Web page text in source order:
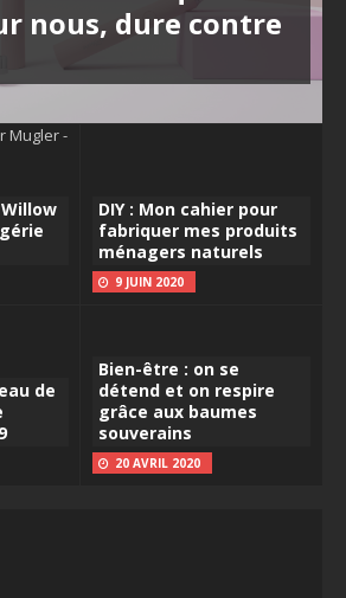
nous, dure contre
DIY : Mon cahier pour
fabriquer mes produits
ménagers naturels
9 JUIN 2020
de
Bien-être : on se
détend et on respire
grâce aux baumes
souverains
20 AVRIL 2020